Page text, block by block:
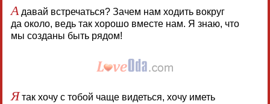
А давай встречаться? Зачем нам ходить вокруг
да около, ведь так хорошо вместе нам. Я знаю, что
мы созданы быть рядом!
Ятак хочу с тобой чаще видеться, хочу иметь